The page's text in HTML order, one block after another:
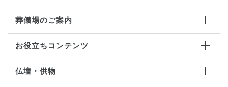
葬儀場のご案内
お役立ちコンテンツ
仏壇・供物